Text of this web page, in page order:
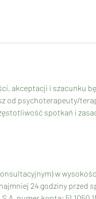
akceptacji i szacunku
od psychoterapeuty/
spotkań i
w
24 godziny przed